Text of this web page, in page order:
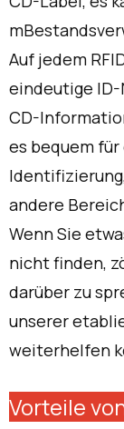
m
Auf jedem
eindeutige ID-
CD-
es bequem
andere
Wenn Sie
nicht finden,
darüber zu
unserer
weiterhelfen
Vorteile